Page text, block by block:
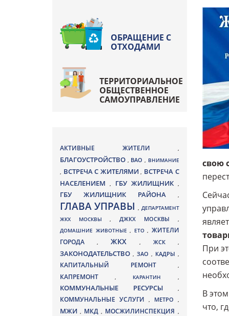
свою
При
В
что,
ОБРАЩЕНИЕ С
ОТХОДАМИ
ТЕРРИТОРИАЛЬНОЕ
ОБЩЕСТВЕННОЕ
САМОУПРАВЛЕНИЕ
АКТИВНЫЕ ЖИТЕЛИ ,
БЛАГОУСТРОЙСТВО , ВАО , ВНИМАНИЕ
, ВСТРЕЧА С ЖИТЕЛЯМИ, ВСТРЕЧА С
НАСЕЛЕНИЕМ
, ГБУ ЖИЛИЩНИК ,
ГБУ ЖИЛИЩНИК РАЙОНА ,
ГЛАВА УПРАВЫ, ДЕПАРТАМЕНТ
ЖКХ МОСКВЫ,ДЖКХ МОСКВЫ ,
ДОМАШНИЕ ЖИВОТНЫЕ , ЕТО , ЖИТЕЛИ
ГОРОДА
, ЖКХ , ЖСК ,
ЗАКОНОДАТЕЛЬСТВО , ЗАО , КАДРЫ ,
КАПИТАЛЬНЫЙ РЕМОНТ ,
КАПРЕМОНТ , КАРАНТИН ,
КОММУНАЛЬНЫЕ РЕСУРСЫ ,
КОММУНАЛЬНЫЕ УСЛУГИ , МЕТРО ,
МЖИ, МКД , МОСЖИЛИНСПЕКЦИЯ ,